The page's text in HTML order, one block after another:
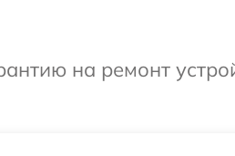
на ремонт